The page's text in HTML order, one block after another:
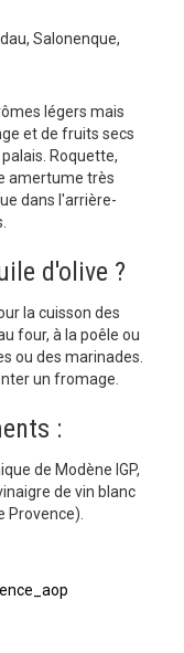
Salonenque,
légers mais
et de fruits secs
Roquette,
amertume très
dans l'arrière-
d'olive ?
la cuisson des
four, à la poêle ou
ou des marinades.
un fromage.
:
de Modène IGP,
de vin blanc
Provence).